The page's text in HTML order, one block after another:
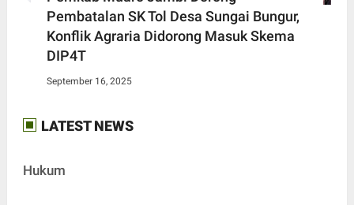
Pembatalan SK Tol Desa Sungai Bungur,
Konflik Agraria Didorong Masuk Skema
DIP4T
September 16, 2025
LATEST NEWS
Hukum